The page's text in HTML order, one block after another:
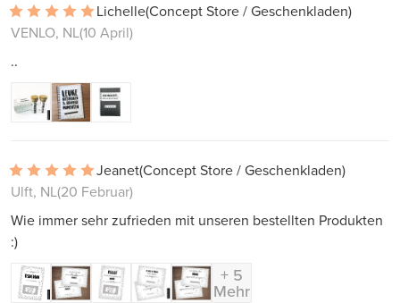
Lichelle(Concept Store / Geschenkladen)
VENLO, NL(10 April)
..
Jeanet(Concept Store / Geschenkladen)
Ulft, NL(20 Februar)
Wie immer sehr zufrieden mit unseren bestellten Produkten
:)
+ 5
Mehr